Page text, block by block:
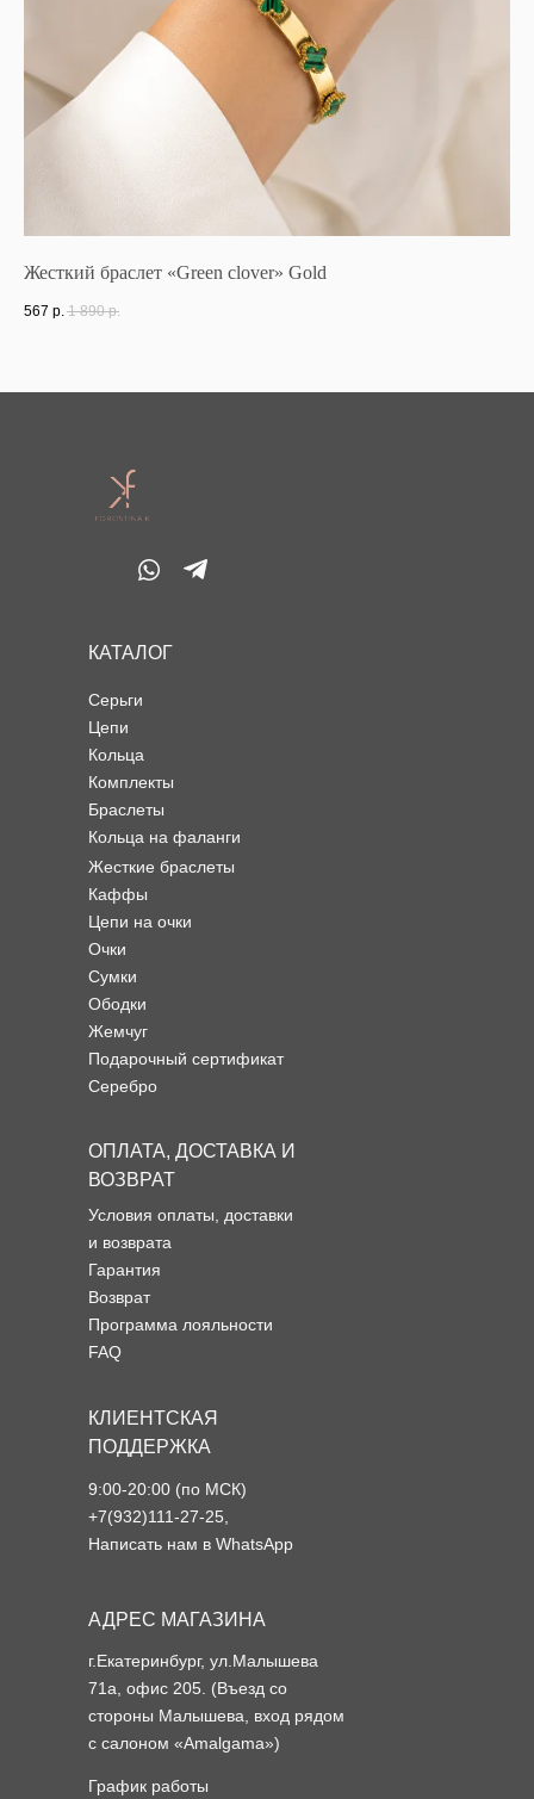
Жесткий браслет «Green clover» Gold
567 р. 1 890 р.
Серьги
Цепи
Кольца
Комплекты
Браслеты
Кольца на фаланги
Условия оплаты, доставки
и возврата
Гарантия
Возврат
Программа лояльности
FAQ
КАТАЛОГ
ОПЛАТА, ДОСТАВКА И
ВОЗВРАТ
КЛИЕНТСКАЯ
ПОДДЕРЖКА
Жесткие браслеты
Каффы
Цепи на очки
Очки
Сумки
Ободки
Жемчуг
Подарочный сертификат
Серебро
АДРЕС МАГАЗИНА
г.Екатеринбург, ул.Малышева
71а, офис 205. (Въезд со
стороны Малышева, вход рядом
с салоном «Amalgama»)
График работы
9:00-20:00 (по МСК)
+7(932)111-27-25,
Написать нам в WhatsApp